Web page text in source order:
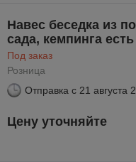
Навес беседка из
сада, кемпинга
Под заказ
Розница
Отправка с 21 августа
Цену уточняйте